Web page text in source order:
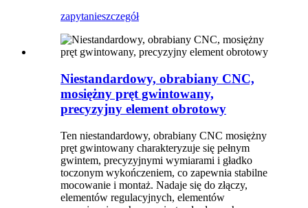
zapytanieszczegół
Niestandardowy, obrabiany CNC,
mosiężny pręt gwintowany,
precyzyjny element obrotowy
Ten niestandardowy, obrabiany CNC mosiężny
pręt gwintowany charakteryzuje się pełnym
gwintem, precyzyjnymi wymiarami i gładko
toczonym wykończeniem, co zapewnia stabilne
mocowanie i montaż. Nadaje się do złączy,
elementów regulacyjnych, elementów